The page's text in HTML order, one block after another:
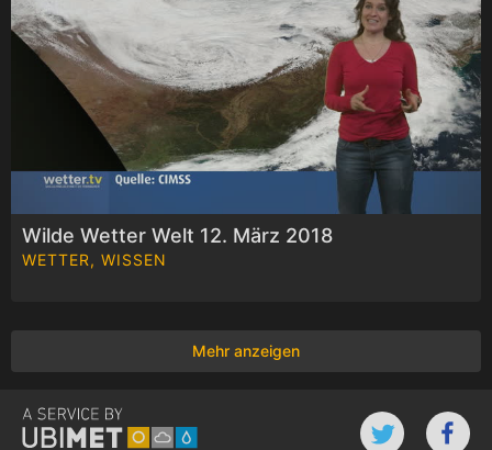
Wilde Wetter Welt 12. März 2018
WETTER, WISSEN
Mehr anzeigen